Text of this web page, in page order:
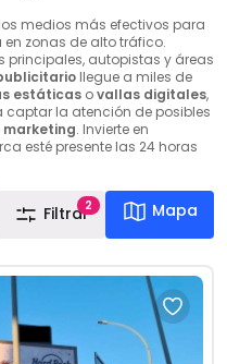
medios más efectivos para
en zonas de alto tráfico.
principales, autopistas y áreas
llegue a miles de
estáticas ovallas digitales,
captar la atención de posibles
. Invierte en
esté presente las 24 horas
Filtrar2 Mapa